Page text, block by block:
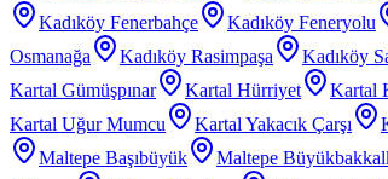
Kadıköy Fenerbahçe
Kadıköy Feneryolu
Osmanağa
Kadıköy Rasimpaşa Kadıköy
Kartal Gümüşpınar
Kartal Hürriyet Kartal
Kartal Uğur Mumcu
Kartal Yakacık Çarşı
Maltepe Başıbüyük
Maltepe